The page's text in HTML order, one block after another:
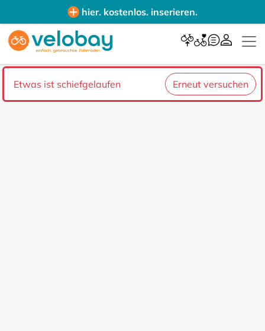
hier. kostenlos. inserieren.
Etwas ist schiefgelaufen Erneut versuchen